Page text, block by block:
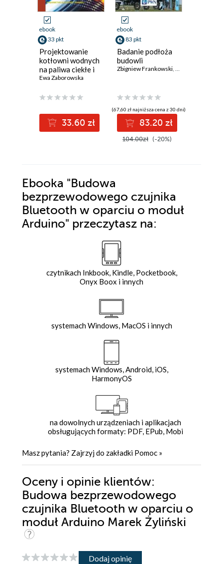
ebook
33 pkt
Projektowanie
kotłowni wodnych
na paliwa ciekłe i
gazowe
Ewa Zaborowska
33.60 zł
ebook
83 pkt
Badanie podłoża
budowli
Zbigniew Frankowski, Tomasz
(67,60 zł najniższa cena z 30 dni)
83.20 zł
104.00zł (-20%)
Ebooka "Budowa
bezprzewodowego czujnika
Bluetooth w oparciu o moduł
Arduino" przeczytasz na:
czytnikach Inkbook, Kindle, Pocketbook,
Onyx Boox i innych
systemach Windows, MacOS i innych
systemach Windows, Android, iOS,
HarmonyOS
na dowolnych urządzeniach i aplikacjach
obsługujących formaty: PDF, EPub, Mobi
Masz pytania? Zajrzyj do zakładki Pomoc »
Oceny i opinie klientów:
Budowa bezprzewodowego
czujnika Bluetooth w oparciu o
moduł Arduino Marek Żyliński
Dodaj opinię